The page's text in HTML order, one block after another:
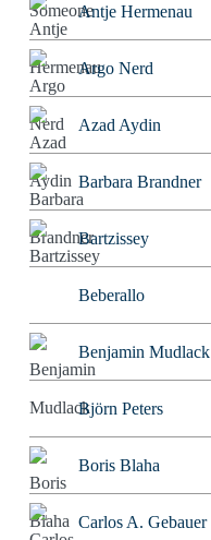
Antje Hermenau
Argo Nerd
Azad Aydin
Barbara Brandner
Bartzissey
Beberallo
Benjamin Mudlack
Björn Peters
Boris Blaha
Carlos A. Gebauer